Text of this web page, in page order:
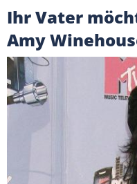
Ihr Vater
Amy